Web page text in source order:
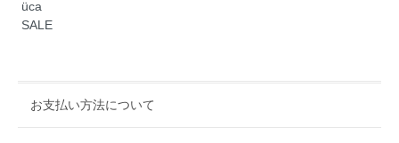
üca
SALE
お支払い方法について